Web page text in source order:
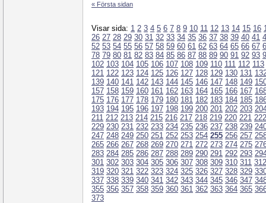
« Första sidan
Visar sida: 1 2 3 4 5 6 7 8 9 10 11 12 13 14 15 16
26 27 28 29 30 31 32 33 34 35 36 37 38 39 40 41
52 53 54 55 56 57 58 59 60 61 62 63 64 65 66 67
78 79 80 81 82 83 84 85 86 87 88 89 90 91 92 93
102 103 104 105 106 107 108 109 110 111 112 113
121 122 123 124 125 126 127 128 129 130 131
139 140 141 142 143 144 145 146 147 148 149
157 158 159 160 161 162 163 164 165 166 167
175 176 177 178 179 180 181 182 183 184 185
193 194 195 196 197 198 199 200 201 202 203
211 212 213 214 215 216 217 218 219 220 221 222
229 230 231 232 233 234 235 236 237 238 239
247 248 249 250 251 252 253 254 255 256 257
265 266 267 268 269 270 271 272 273 274 275
283 284 285 286 287 288 289 290 291 292 293
301 302 303 304 305 306 307 308 309 310 311 312
319 320 321 322 323 324 325 326 327 328 329
337 338 339 340 341 342 343 344 345 346 347
355 356 357 358 359 360 361 362 363 364 365
373